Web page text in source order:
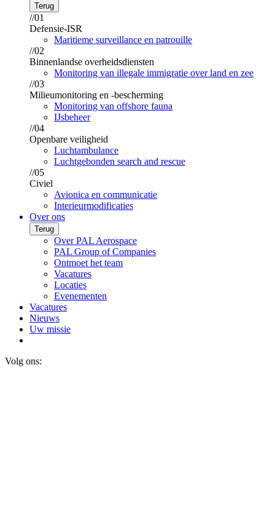
Terug
//01
Defensie-ISR
Maritieme surveillance en patrouille
//02
Binnenlandse overheidsdiensten
Monitoring van illegale immigratie over land en zee
//03
Milieumonitoring en -bescherming
Monitoring van offshore fauna
IJsbeheer
//04
Openbare veiligheid
Luchtambulance
Luchtgebonden search and rescue
//05
Civiel
Avionica en communicatie
Interieurmodificaties
Over ons
Terug
Over PAL Aerospace
PAL Group of Companies
Ontmoet het team
Vacatures
Locaties
Evenementen
Vacatures
Nieuws
Uw missie
Volg ons: